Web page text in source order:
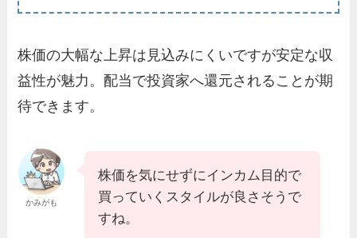
株価の大幅な上昇は見込みにくいですが安定な収
益性が魅力。配当で投資家へ還元されることが期
待できます。
かみがも
株価を気にせずにインカム目的で
買っていくスタイルが良さそうで
すね。